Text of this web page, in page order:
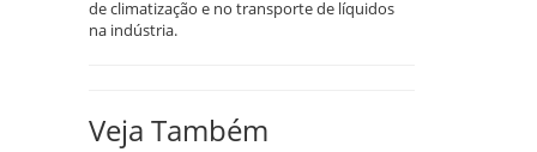
de climatização e no transporte de líquidos
na indústria.
Veja Também